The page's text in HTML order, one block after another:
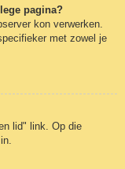
pagina?
kon verwerken.
met zowel je
lid" link. Op die